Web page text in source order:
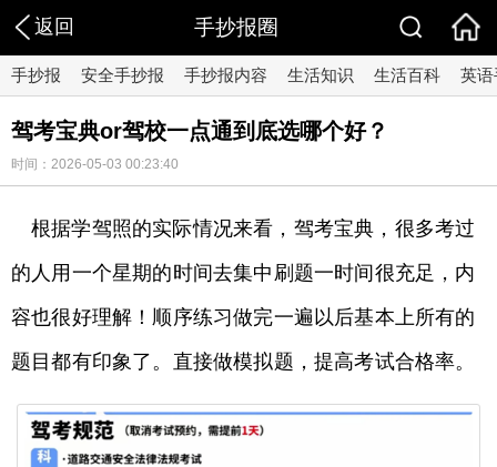
返回 手抄报圈
手抄报 安全手抄报 手抄报内容 生活知识 生活百科 英
驾考宝典or驾校一点通到底选哪个好？
时间：2026-05-03 00:23:40
根据学驾照的实际情况来看，驾考宝典，很多考过
的人用一个星期的时间去集中刷题一时间很充足，内
容也很好理解！顺序练习做完一遍以后基本上所有的
题目都有印象了。直接做模拟题，提高考试合格率。